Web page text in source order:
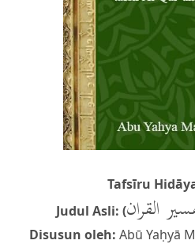
Tafsīru
Judul Asli: (القران
Disusun oleh: Abū Yaḥyā